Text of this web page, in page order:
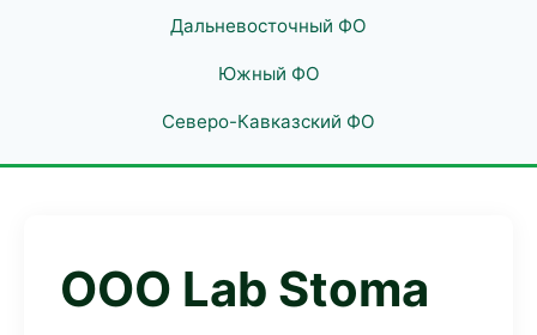
Дальневосточный ФО
Южный ФО
Северо-Кавказский ФО
ООО Lab Stoma